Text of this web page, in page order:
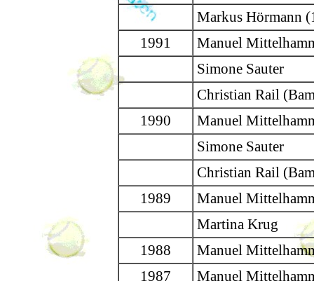
Markus Hörmann
1991
Manuel
Simone Sauter
Christian Rail
1990
Manuel
Simone Sauter
Christian Rail
1989
Manuel
Martina Krug
1988
Manuel
1987
Manuel